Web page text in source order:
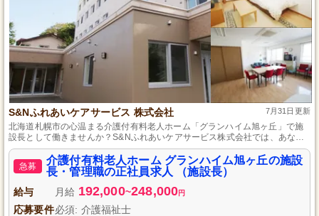
S&Nふれあいケアサービス 株式会社 7月31日更新
北海道札幌市の心温まる介護付有料老人ホーム「グランハイム旭ヶ丘」で施
設長として働きませんか？S&Nふれあいケアサービス株式会社では、あなた
の豊富な介護知識とリーダーシップを活かして、快適で安心な居住空間を作
り上げる施設長を募集しています。正社員として安定した雇用のもと、スキ
ルアップとキャリアアップを目指しましょう。介護業界での経験を活かして
新たなステージへ挑戦したい方、ご応募を心よりお待ちしております。
急募
介護付有料老人ホーム グランハイム旭ヶ丘の施設
長・管理職の正社員求人 （施設長）
給与 月給 192,000~248,000円
応募要件必須: 介護福祉士